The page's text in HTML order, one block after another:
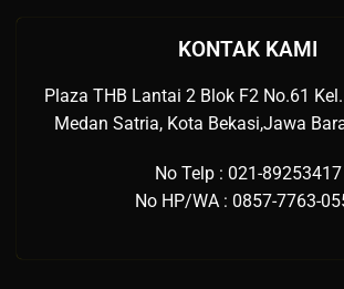
KONTAK KAMI
Plaza THB Lantai 2 Blok F2 No.61
Medan Satria, Kota Bekasi,Jawa
No Telp : 021-89253417
No HP/WA : 0857-7763-